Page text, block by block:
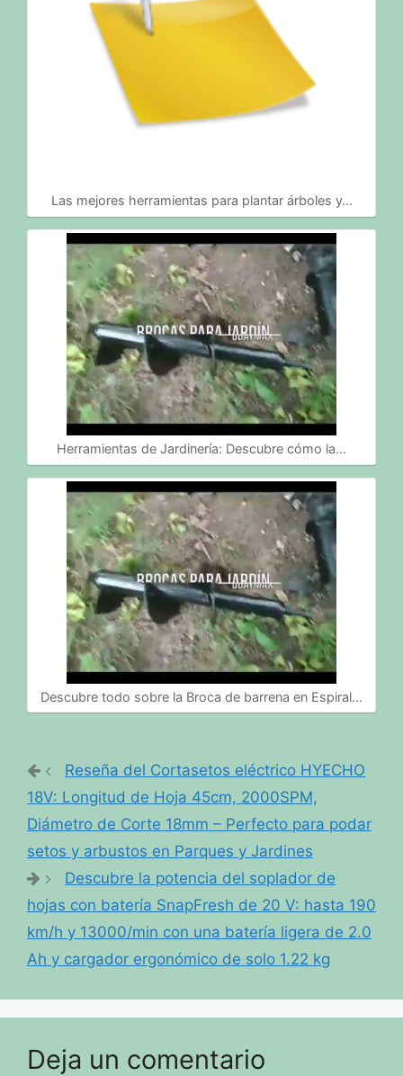
Las mejores herramientas para plantar árboles y…
Herramientas de Jardinería: Descubre cómo la…
Descubre todo sobre la Broca de barrena en Espiral…
Reseña del Cortasetos eléctrico HYECHO
18V: Longitud de Hoja 45cm, 2000SPM,
Diámetro de Corte 18mm – Perfecto para podar
setos y arbustos en Parques y Jardines
Descubre la potencia del soplador de
hojas con batería SnapFresh de 20 V: hasta 190
km/h y 13000/min con una batería ligera de 2.0
Ah y cargador ergonómico de solo 1.22 kg
Deja un comentario